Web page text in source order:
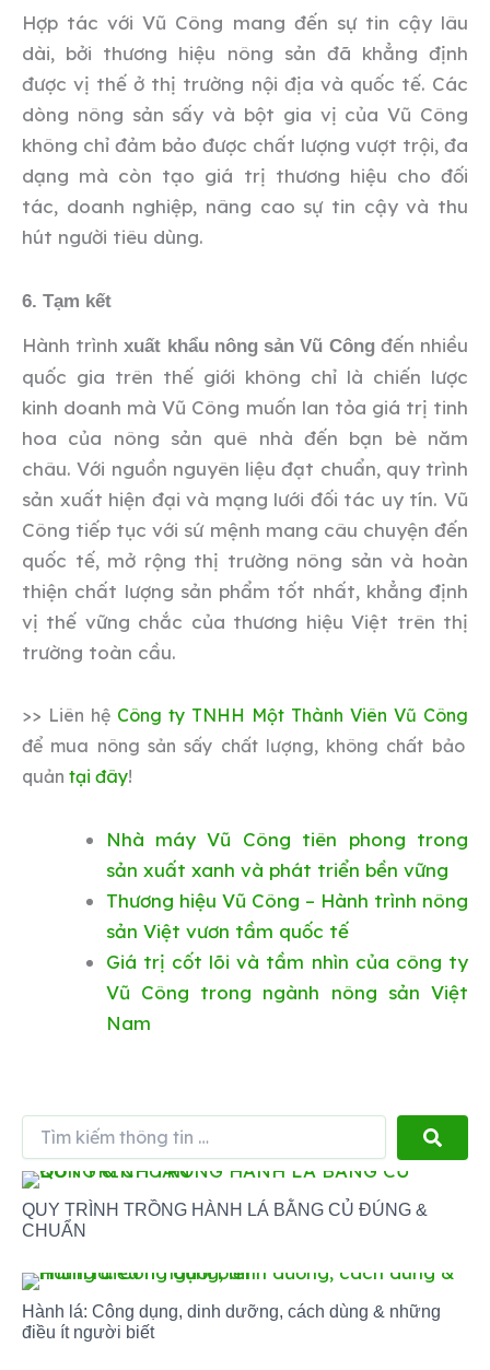
Hợp tác với Vũ Công mang đến sự tin cậy lâu
dài, bởi thương hiệu nông sản đã khẳng định
được vị thế ở thị trường nội địa và quốc tế. Các
dòng nông sản sấy và bột gia vị của Vũ Công
không chỉ đảm bảo được chất lượng vượt trội, đa
dạng mà còn tạo giá trị thương hiệu cho đối
tác, doanh nghiệp, nâng cao sự tin cậy và thu
hút người tiêu dùng.
6. Tạm kết
Hành trìnhxuất khẩu nông sản Vũ Côngđến nhiều
quốc gia trên thế giới không chỉ là chiến lược
kinh doanh mà Vũ Công muốn lan tỏa giá trị tinh
hoa của nông sản quê nhà đến bạn bè năm
châu. Với nguồn nguyên liệu đạt chuẩn, quy trình
sản xuất hiện đại và mạng lưới đối tác uy tín. Vũ
Công tiếp tục với sứ mệnh mang câu chuyện đến
quốc tế, mở rộng thị trường nông sản và hoàn
thiện chất lượng sản phẩm tốt nhất, khẳng định
vị thế vững chắc của thương hiệu Việt trên thị
trường toàn cầu.
>> Liên hệ Công ty TNHH Một Thành Viên Vũ Công
để mua nông sản sấy chất lượng, không chất bảo
quản tại đây!
Nhà máy Vũ Công tiên phong trong
sản xuất xanh và phát triển bền vững
Thương hiệu Vũ Công – Hành trình nông
sản Việt vươn tầm quốc tế
Giá trị cốt lõi và tầm nhìn của công ty
Vũ Công trong ngành nông sản Việt
Nam
kiếm
thông
tin
…
QUY TRÌNH TRỒNG HÀNH LÁ BẰNG CỦ ĐÚNG &
CHUẨN
Hành lá: Công dụng, dinh dưỡng, cách dùng & những
điều ít người biết